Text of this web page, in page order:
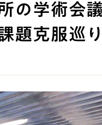
五指針
勤行・唱題）
について
「
核
取
人
音
の学術会
題克服巡り